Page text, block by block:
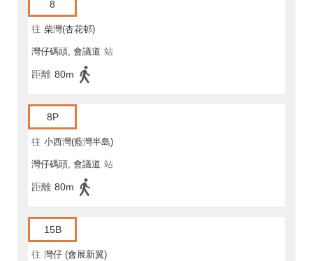
8
往 柴灣(杏花邨)
灣仔碼頭, 會議道 站
距離 80m
8P
往 小西灣(藍灣半島)
灣仔碼頭, 會議道 站
距離 80m
15B
往 灣仔 (會展新翼)